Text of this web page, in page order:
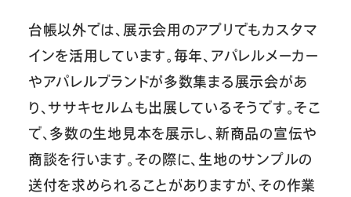
台帳以外では、展示会用のアプリでもカスタマ
インを活用しています。毎年、アパレルメーカー
やアパレルブランドが多数集まる展示会があ
り、ササキセルムも出展しているそうです。そこ
で、多数の生地見本を展示し、新商品の宣伝や
商談を行います。その際に、生地のサンプルの
送付を求められることがありますが、その作業